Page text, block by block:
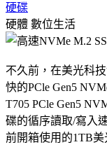
硬碟
硬體 數位生活
不久前，在美光科
快的PCle Gen5
T705 PCle Gen5
碟的循序讀取/寫入
前開箱使用的1TB美